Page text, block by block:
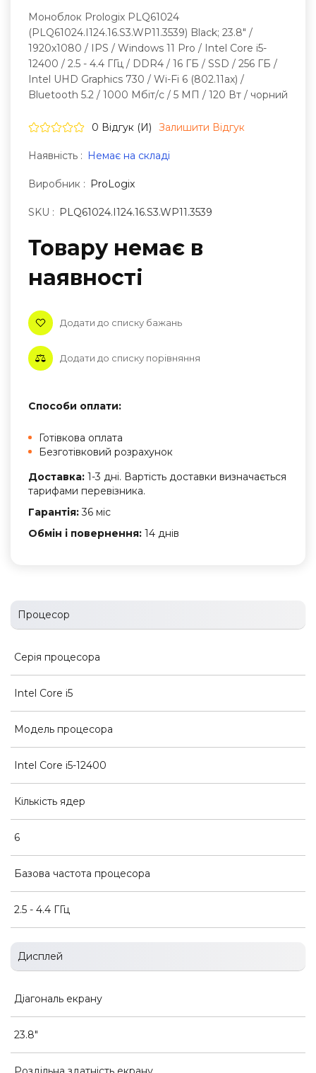
Моноблок Prologix PLQ61024
(PLQ61024.I124.16.S3.WP11.3539) Black; 23.8" /
1920х1080 / IPS / Windows 11 Pro / Intel Core i5-
12400 / 2.5 - 4.4 ГГц / DDR4 / 16 ГБ / SSD / 256 ГБ /
Intel UHD Graphics 730 / Wi-Fi 6 (802.11ax) /
Bluetooth 5.2 / 1000 Мбіт/с / 5 МП / 120 Вт / чорний
0 Відгук (и) Залишити Вiдгук
Наявність : Немає на складі
Виробник : ProLogix
SKU : PLQ61024.I124.16.S3.WP11.3539
Товару немає в
наявностi
Додати до списку бажань
Додати до списку порівняння
Способи оплати:
Готівкова оплата
Безготівковий розрахунок
Доставка: 1-3 дні. Вартість доставки визначається
тарифами перевізника.
Гарантія:36 міс
Обмін і повернення: 14 днів
Процесор
Серія процесора
Intel Core i5
Модель процесора
Intel Core i5-12400
Кількість ядер
6
Базова частота процесора
2.5 - 4.4 ГГц
Дисплей
Діагональ екрану
23.8"